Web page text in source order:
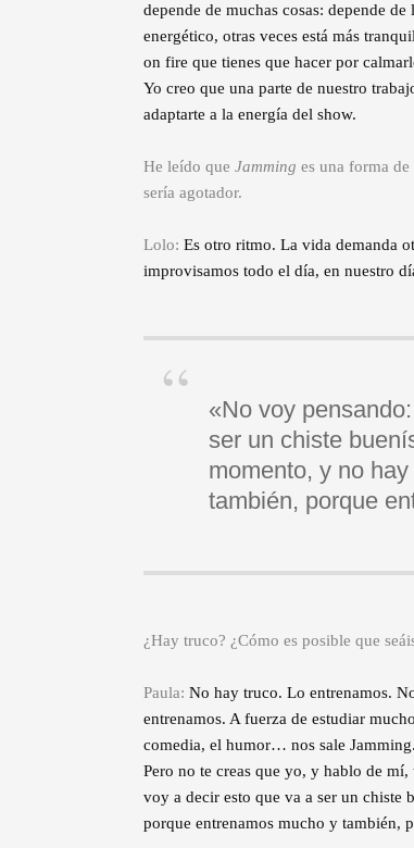
depende de muchas cosas: depende
energético, otras veces está más
on fire que tienes que hacer por
Yo creo que una parte de nuestro
adaptarte a la energía del show.
He leído que Jamming es una forma
sería agotador.
Lolo: Es otro ritmo. La vida demanda
improvisamos todo el día, en nuestro
«No voy
ser un chiste
momento, y no
también, porque
¿Hay truco? ¿Cómo es posible que
Paula: No hay truco. Lo entrenamos.
entrenamos. A fuerza de estudiar
comedia, el humor… nos sale Jamming.
Pero no te creas que yo, y hablo de
voy a decir esto que va a ser un chiste
porque entrenamos mucho y también,